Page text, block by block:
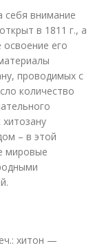
себя внимание
в 1811 г., а
освоение его
проводимых с
количество
– в этой
мировые
хитон —